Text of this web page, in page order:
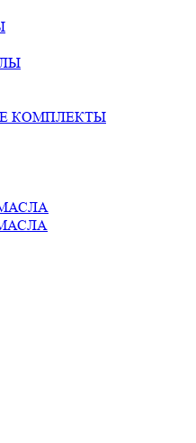
КОМПЛЕКТЫ